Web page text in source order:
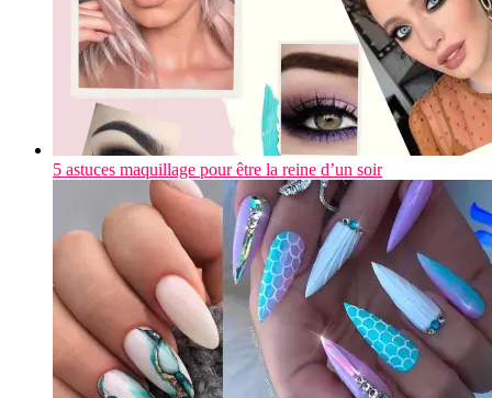
5 astuces maquillage pour être la reine d’un soir